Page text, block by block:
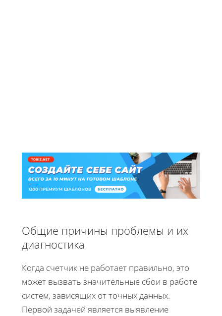
Общие причины проблемы и их
диагностика
Когда счетчик не работает правильно, это
может вызвать значительные сбои в работе
систем, зависящих от точных данных.
Первой задачей является выявление